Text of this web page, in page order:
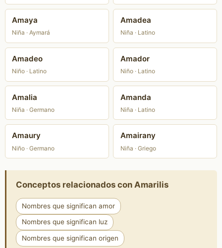
Amaya
Niña · Aymará
Amadea
Niña · Latino
Amadeo
Niño · Latino
Amador
Niño · Latino
Amalia
Niña · Germano
Amanda
Niña · Latino
Amaury
Niño · Germano
Amairany
Niña · Griego
Conceptos relacionados con Amarilis
Nombres que significan amor
Nombres que significan luz
Nombres que significan origen